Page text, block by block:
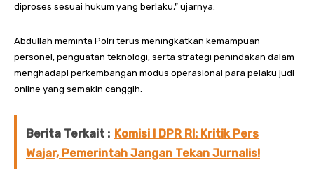
diproses sesuai hukum yang berlaku,” ujarnya.
Abdullah meminta Polri terus meningkatkan kemampuan
personel, penguatan teknologi, serta strategi penindakan dalam
menghadapi perkembangan modus operasional para pelaku judi
online yang semakin canggih.
Berita Terkait : Komisi I DPR RI: Kritik Pers
Wajar, Pemerintah Jangan Tekan Jurnalis!